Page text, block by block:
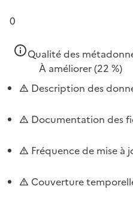
0
Qualité des
À améliorer(22 %)
Description des
Documentation des
Fréquence de mise à
Couverture